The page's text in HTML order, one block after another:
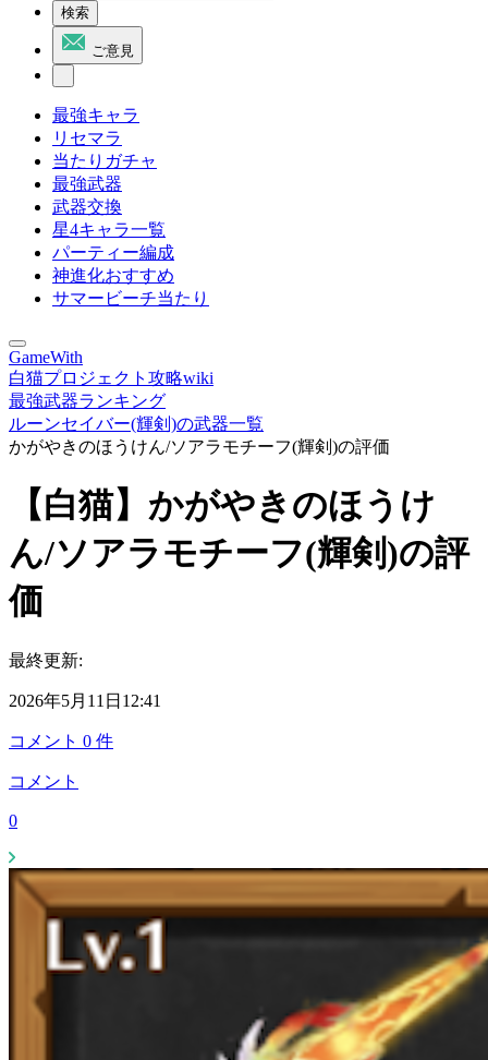
検索
ご意見
最強キャラ
リセマラ
当たりガチャ
最強武器
武器交換
星4キャラ一覧
パーティー編成
神進化おすすめ
サマービーチ当たり
GameWith
白猫プロジェクト攻略wiki
最強武器ランキング
ルーンセイバー(輝剣)の武器一覧
かがやきのほうけん/ソアラモチーフ(輝剣)の評価
【白猫】かがやきのほうけ
ん/ソアラモチーフ(輝剣)の評
価
最終更新:
2026年5月11日12:41
コメント 0 件
コメント
0